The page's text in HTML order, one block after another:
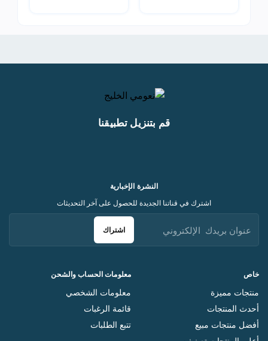
قم بتنزيل تطبيقنا
خاص
منتجات مميزة
أحدث المنتجات
أفضل منتجات مبيع
معلومات الحساب والشحن
معلومات الشخصي
قائمة الرغبات
تتبع الطلبات
النشرة الإخبارية
اشترك في قناتنا الجديدة للحصول على آخر التحديثات
اشتراك